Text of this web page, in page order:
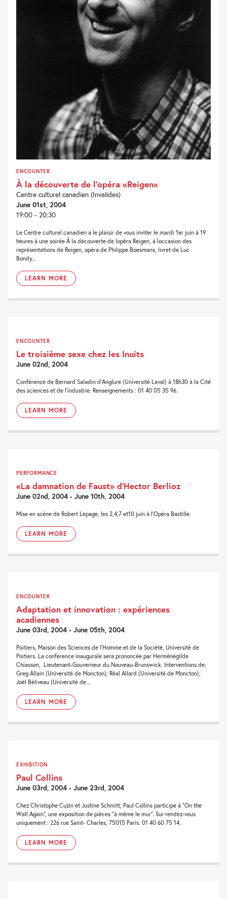
ENCOUNTER
À la découverte de l’opéra «Reigen«
Centre culturel canadien (Invalides)
June 01st, 2004
19:00 - 20:30
Le Centre culturel canadien a le plaisir de vous inviter le mardi 1er juin à 19
heures à une soirée À la découverte de lopéra Reigen, à loccasion des
représentations de Reigen, opéra de Philippe Boesmans, livret de Luc
Bondy...
LEARN MORE
ENCOUNTER
Le troisième sexe chez les Inuits
June 02nd, 2004
Conférence de Bernard Saladin d’Anglure (Université Laval) à 18h30 à la Cité
des sciences et de l’industrie. Renseignements : 01 40 05 35 96.
LEARN MORE
PERFORMANCE
«La damnation de Faust» d’Hector Berlioz
June 02nd, 2004 - June 10th, 2004
Mise en scène de Robert Lepage, les 2,4,7 et10 juin à l’Opéra Bastille.
LEARN MORE
ENCOUNTER
Adaptation et innovation : expériences
acadiennes
June 03rd, 2004 - June 05th, 2004
Poitiers, Maison des Sciences de l’Homme et de la Société, Université de
Poitiers. La conférence inaugurale sera prononcée par Herménégilde
Chiasson, Lieutenant-Gouverneur du Nouveau-Brunswick. Interventions de:
Greg Allain (Université de Moncton); Réal Allard (Université de Moncton);
Joël Béliveau (Université de...
LEARN MORE
EXHIBITION
Paul Collins
June 03rd, 2004 - June 23rd, 2004
Chez Christophe Cuzin et Justine Schmitt, Paul Collins participe à “On the
Wall Again”, une exposition de pièces “à même le mur”. Sur rendez-vous
uniquement : 226 rue Saint- Charles, 75015 Paris. 01 40 60 75 14.
LEARN MORE